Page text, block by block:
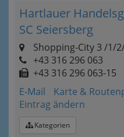
Hartlauer
SC Seiersberg
Shopping-City 3 /1/
+43 316 296 063
+43 316 296 063-15
E-Mail
Karte &
Eintrag ändern
Kategorien